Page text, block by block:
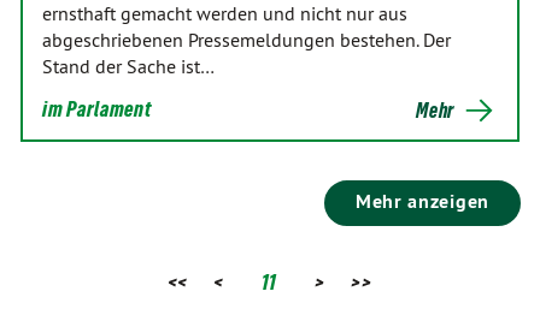
ernsthaft gemacht werden und nicht nur aus
abgeschriebenen Pressemeldungen bestehen. Der
Stand der Sache ist…
im Parlament Mehr
Mehr anzeigen
<< < 11 > >>